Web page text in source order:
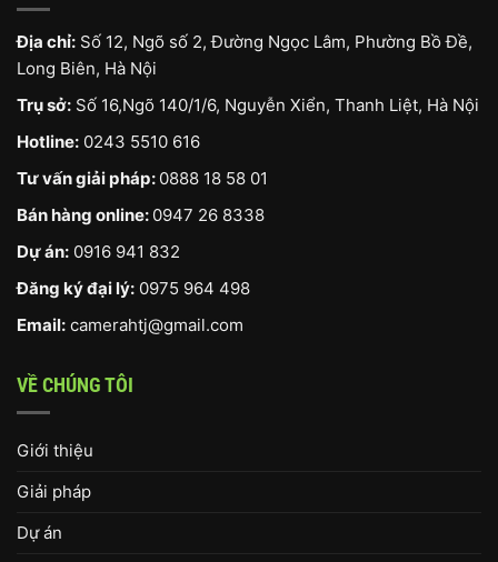
Địa chỉ: Số 12, Ngõ số 2, Đường Ngọc Lâm, Phường Bồ Đề,
Long Biên, Hà Nội
Trụ sở: Số 16,Ngõ 140/1/6, Nguyễn Xiển, Thanh Liệt, Hà Nội
Hotline: 0243 5510 616
Tư vấn giải pháp: 0888 18 58 01
Bán hàng online: 0947 26 8338
Dự án: 0916 941 832
Đăng ký đại lý: 0975 964 498
Email: camerahtj@gmail.com
VỀ CHÚNG TÔI
Giới thiệu
Giải pháp
Dự án